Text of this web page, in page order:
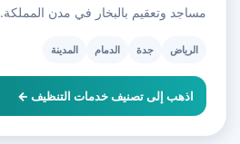
مساجد وتعقيم بالبخار في مدن المملكة.
الرياض جدة الدمام المدينة
اذهب إلى تصنيف خدمات التنظيف ←